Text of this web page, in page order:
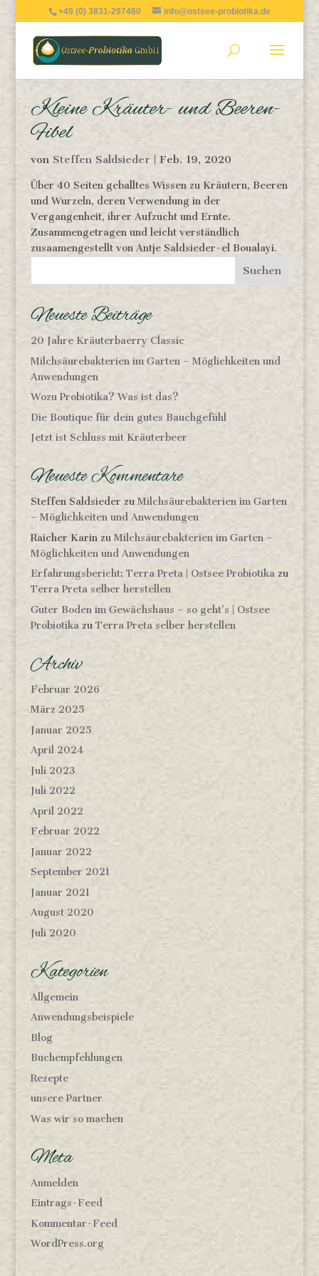
+49 (0) 3831-297460 info@ostsee-probiotika.de
Kleine Kräuter- und Beeren-
Fibel
von Steffen Saldsieder | Feb. 19, 2020
Über 40 Seiten geballtes Wissen zu Kräutern, Beeren
und Wurzeln, deren Verwendung in der
Vergangenheit, ihrer Aufzucht und Ernte.
Zusammengetragen und leicht verständlich
zusaamengestellt von Antje Saldsieder-el Boualayi.
Neueste Beiträge
20 Jahre Kräuterbaerry Classic
Milchsäurebakterien im Garten – Möglichkeiten und
Anwendungen
Wozu Probiotika? Was ist das?
Die Boutique für dein gutes Bauchgefühl
Jetzt ist Schluss mit Kräuterbeer
Neueste Kommentare
Steffen Saldsieder zu Milchsäurebakterien im Garten
– Möglichkeiten und Anwendungen
Raicher Karinzu Milchsäurebakterien im Garten –
Möglichkeiten und Anwendungen
Erfahrungsbericht: Terra Preta | Ostsee Probiotikazu
Terra Preta selber herstellen
Guter Boden im Gewächshaus – so geht’s | Ostsee
Probiotikazu Terra Preta selber herstellen
Archiv
Februar 2026
März 2025
Januar 2025
April 2024
Juli 2023
Juli 2022
April 2022
Februar 2022
Januar 2022
September 2021
Januar 2021
August 2020
Juli 2020
Kategorien
Allgemein
Anwendungsbeispiele
Blog
Buchempfehlungen
Rezepte
unsere Partner
Was wir so machen
Meta
Anmelden
Eintrags-Feed
Kommentar-Feed
WordPress.org